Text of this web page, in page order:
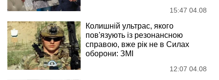
15:47 04.08
Колишній ультрас, якого
пов'язують із резонансною
справою, вже рік не в Силах
оборони: ЗМІ
12:07 04.08